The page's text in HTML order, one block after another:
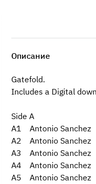
Описание
Gatefold.
Includes a Digital
Side A
A1 Antonio
A2 Antonio
A3 Antonio
A4 Antonio Sanchez
A5 Antonio Sanchez